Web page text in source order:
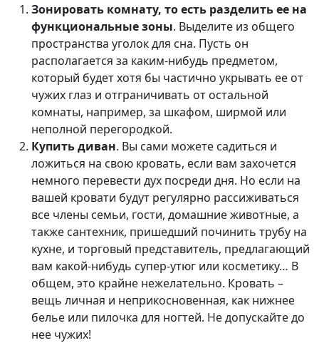
Зонировать комнату, то есть разделить ее на
функциональные зоны. Выделите из общего
пространства уголок для сна. Пусть он
располагается за каким-нибудь предметом,
который будет хотя бы частично укрывать ее от
чужих глаз и отграничивать от остальной
комнаты, например, за шкафом, ширмой или
неполной перегородкой.
Купить диван. Вы сами можете садиться и
ложиться на свою кровать, если вам захочется
немного перевести дух посреди дня. Но если на
вашей кровати будут регулярно рассиживаться
все члены семьи, гости, домашние животные, а
также сантехник, пришедший починить трубу на
кухне, и торговый представитель, предлагающий
вам какой-нибудь супер-утюг или косметику… В
общем, это крайне нежелательно. Кровать –
вещь личная и неприкосновенная, как нижнее
белье или пилочка для ногтей. Не допускайте до
нее чужих!